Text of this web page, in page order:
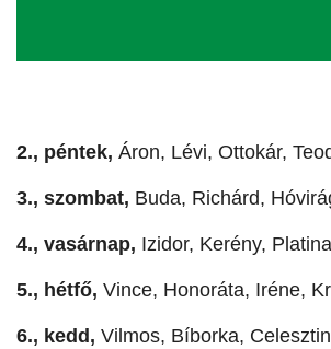
2., péntek, Áron, Lévi, Ottokár,
3., szombat, Buda, Richárd,
4., vasárnap, Izidor, Kerény,
5., hétfő, Vince, Honoráta, Iréne,
6., kedd, Vilmos, Bíborka,